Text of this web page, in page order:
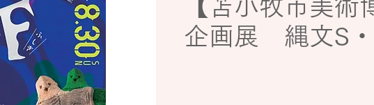
【苫小牧市美術
企画展 縄文S